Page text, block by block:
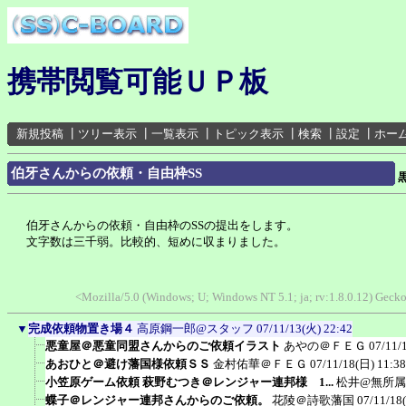
携帯閲覧可能ＵＰ板
新規投稿 ツリー表示 一覧表示 トピック表示 検索 設定 ホー
伯牙さんからの依頼・自由枠SS
伯牙さんからの依頼・自由枠のSSの提出をします。
文字数は三千弱。比較的、短めに収まりました。
<Mozilla/5.0 (Windows; U; Windows NT 5.1; ja; rv:1.8.0.12)
▼ 完成依頼物置き場４ 高原鋼一郎@スタッフ 07/11/13(火) 22:42
悪童屋＠悪童同盟さんからのご依頼イラスト あやの＠ＦＥＧ 07/11/
あおひと＠避け藩国様依頼ＳＳ 金村佑華＠ＦＥＧ 07/11/18(日) 11:38
小笠原ゲーム依頼 萩野むつき＠レンジャー連邦様 1... 松井@無所属
蝶子＠レンジャー連邦さんからのご依頼。
花陵＠詩歌藩国 07/11/